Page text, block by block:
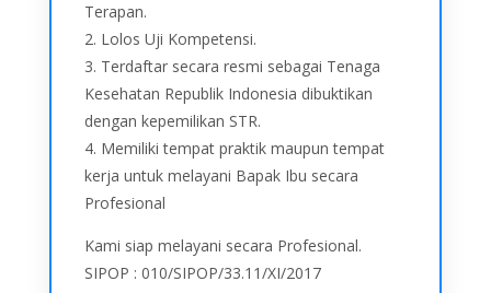
Terapan.
2. Lolos Uji Kompetensi.
3. Terdaftar secara resmi sebagai Tenaga
Kesehatan Republik Indonesia dibuktikan
dengan kepemilikan STR.
4. Memiliki tempat praktik maupun tempat
kerja untuk melayani Bapak Ibu secara
Profesional
Kami siap melayani secara Profesional.
SIPOP : 010/SIPOP/33.11/XI/2017